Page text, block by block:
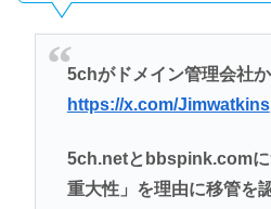
5chがドメイン管理会社
https://x.com/Jimwatkins
5ch.netとbbspink.comに
重大性」を理由に移管を